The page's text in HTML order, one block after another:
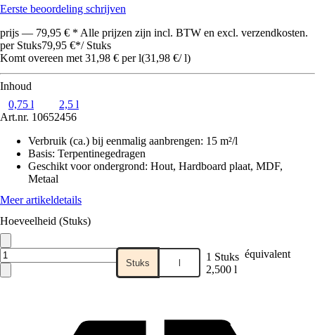
Eerste beoordeling schrijven
prijs — 79,95 € * Alle prijzen zijn incl. BTW en excl. verzendkosten.
per Stuks79,95 €*/ Stuks
Komt overeen met 31,98 € per l(31,98 €/ l)
Inhoud
0,75 l
2,5 l
Art.nr. 10652456
Verbruik (ca.) bij eenmalig aanbrengen: 15 m²/l
Basis: Terpentinegedragen
Geschikt voor ondergrond: Hout, Hardboard plaat, MDF,
Metaal
Meer artikeldetails
Hoeveelheid (Stuks)
Stuks l 1 Stuks équivalent
2,500 l